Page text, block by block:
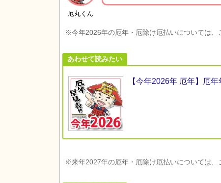
厄丸くん
※今年2026年の厄年・厄除け厄払いについては、
あわせて読みたい
【今年2026年 厄年】厄
※来年2027年の厄年・厄除け厄払いについては、